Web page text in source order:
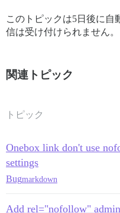
このトピックは5日後に自
信は受け付けられません。
関連トピック
トピック
Onebox link don't use
settings
Bugmarkdown
Add rel="nofollow" admin